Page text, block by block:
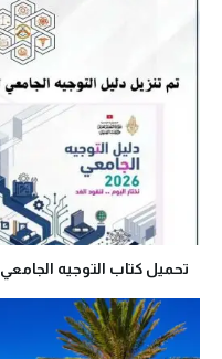
تحميل كتاب التوجيه الجامعي 2026 تونس pdf